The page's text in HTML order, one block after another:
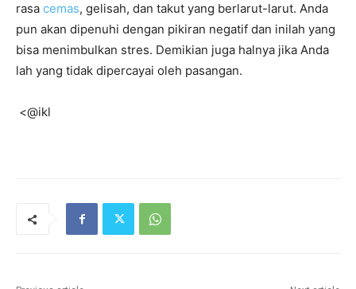
rasa cemas, gelisah, dan takut yang berlarut-larut. Anda
pun akan dipenuhi dengan pikiran negatif dan inilah yang
bisa menimbulkan stres. Demikian juga halnya jika Anda
lah yang tidak dipercayai oleh pasangan.
<@ikl